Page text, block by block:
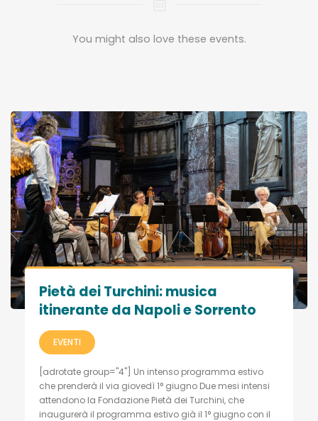
You might also love these events.
Pietà dei Turchini: musica
itinerante da Napoli e Sorrento
EVENTI
[adrotate group="4"] Un intenso programma estivo
che prenderà il via giovedì 1° giugno Due mesi intensi
attendono la Fondazione Pietà dei Turchini, che
inaugurerà il programma estivo già il 1° giugno con il